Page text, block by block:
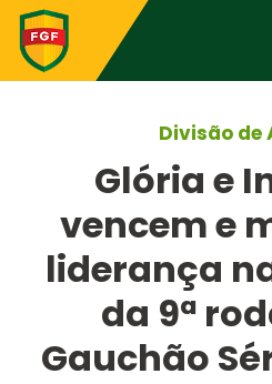
Divisão de
Glória e
vencem e
liderança
da 9ª
Gauchão